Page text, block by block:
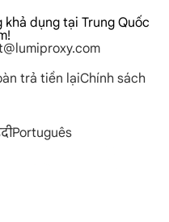
dụng tại Trung Quốc
trả tiền lạiChính sách
Português